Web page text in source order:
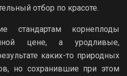
отбор по красоте.
стандартам корнеплоды
цене, а уродливые,
каких-то природных
но сохранившие при этом